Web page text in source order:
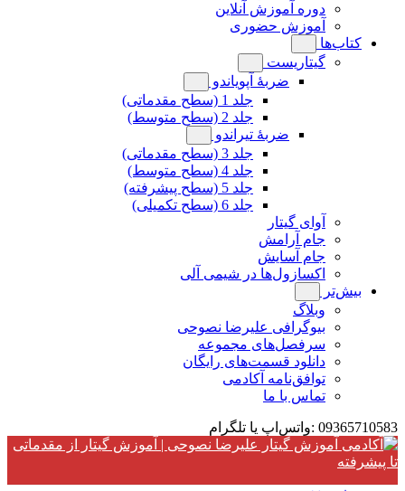
دوره آموزش آنلاین
آموزش حضوری
کتاب‌ها
گیتاریست
ضربۀ آپویاندو
جلد 1 (سطح مقدماتی)
جلد 2 (سطح متوسط)
ضربۀ تیراندو
جلد 3 (سطح مقدماتی)
جلد 4 (سطح متوسط)
جلد 5 (سطح پیشرفته)
جلد 6 (سطح تکمیلی)
آوای گیتار
جام آرامش
جام آسایش
اکسازول‌ها در شیمی آلی
بیش‌تر
وبلاگ
بیوگرافی علیرضا نصوحی
سرفصل‌های مجموعه
دانلود قسمت‌های رایگان
توافق‌نامه آکادمی
تماس با ما
09365710583 :واتس‌اپ یا تلگرام